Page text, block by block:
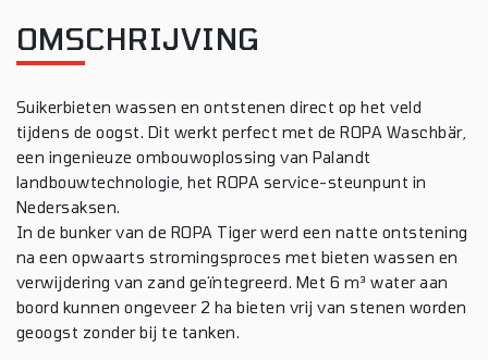
OMSCHRIJVING
Suikerbieten wassen en ontstenen direct op het veld
tijdens de oogst. Dit werkt perfect met de ROPA Waschbär,
een ingenieuze ombouwoplossing van Palandt
landbouwtechnologie, het ROPA service-steunpunt in
Nedersaksen.
In de bunker van de ROPA Tiger werd een natte ontstening
na een opwaarts stromingsproces met bieten wassen en
verwijdering van zand geïntegreerd. Met 6 m³ water aan
boord kunnen ongeveer 2 ha bieten vrij van stenen worden
geoogst zonder bij te tanken.